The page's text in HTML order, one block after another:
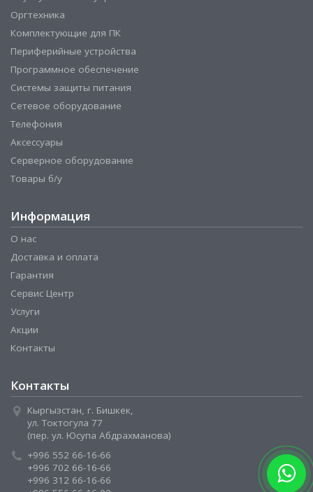
Оргтехника
Комплектующие для ПК
Периферийные устройства
Программное обеспечение
Системы защиты питания
Сетевое оборудование
Телефония
Аксессуары
Серверное оборудование
Товары б/у
Информация
О нас
Доставка и оплата
Гарантия
Сервис Центр
Услуги
Акции
Контакты
Контакты
Кыргызстан, г. Бишкек,
ул. Токтогула 77
(пер. ул. Юсупа Абдрахманова)
+996 552 66-16-66
+996 702 66-16-66
+996 312 66-16-66